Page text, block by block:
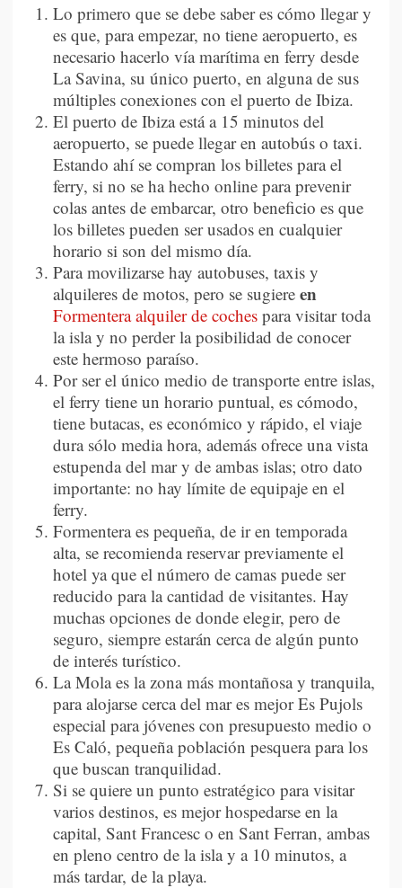
Lo primero que se debe saber es cómo llegar y
es que, para empezar, no tiene aeropuerto, es
necesario hacerlo vía marítima en ferry desde
La Savina, su único puerto, en alguna de sus
múltiples conexiones con el puerto de Ibiza.
El puerto de Ibiza está a 15 minutos del
aeropuerto, se puede llegar en autobús o taxi.
Estando ahí se compran los billetes para el
ferry, si no se ha hecho online para prevenir
colas antes de embarcar, otro beneficio es que
los billetes pueden ser usados en cualquier
horario si son del mismo día.
Para movilizarse hay autobuses, taxis y
alquileres de motos, pero se sugiere en
Formentera alquiler de coches para visitar toda
la isla y no perder la posibilidad de conocer
este hermoso paraíso.
Por ser el único medio de transporte entre islas,
el ferry tiene un horario puntual, es cómodo,
tiene butacas, es económico y rápido, el viaje
dura sólo media hora, además ofrece una vista
estupenda del mar y de ambas islas; otro dato
importante: no hay límite de equipaje en el
ferry.
Formentera es pequeña, de ir en temporada
alta, se recomienda reservar previamente el
hotel ya que el número de camas puede ser
reducido para la cantidad de visitantes. Hay
muchas opciones de donde elegir, pero de
seguro, siempre estarán cerca de algún punto
de interés turístico.
La Mola es la zona más montañosa y tranquila,
para alojarse cerca del mar es mejor Es Pujols
especial para jóvenes con presupuesto medio o
Es Caló, pequeña población pesquera para los
que buscan tranquilidad.
Si se quiere un punto estratégico para visitar
varios destinos, es mejor hospedarse en la
capital, Sant Francesc o en Sant Ferran, ambas
en pleno centro de la isla y a 10 minutos, a
más tardar, de la playa.